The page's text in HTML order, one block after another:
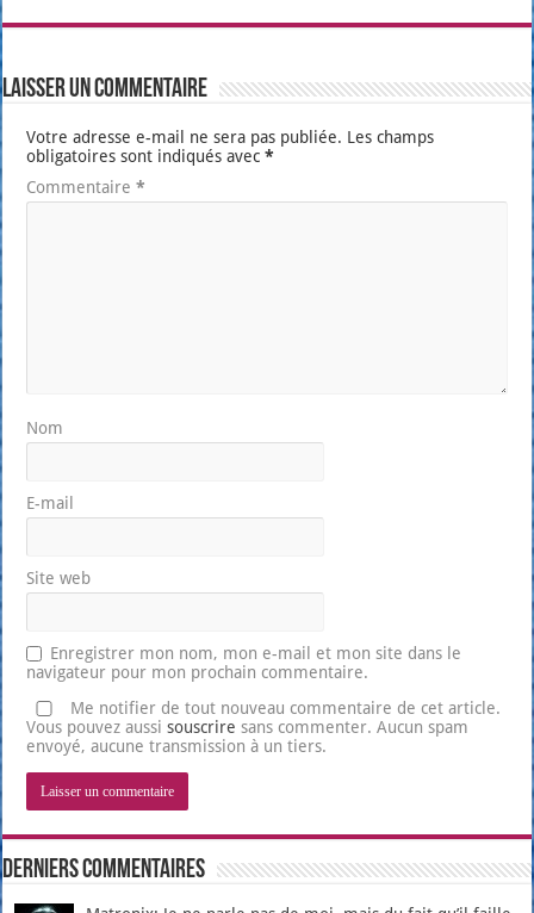
Laisser un commentaire
Votre adresse e-mail ne sera pas publiée. Les champs
obligatoires sont indiqués avec*
Commentaire*
Nom
E-mail
Site web
Enregistrer mon nom, mon e-mail et mon site dans le
navigateur pour mon prochain commentaire.
Me notifier de tout nouveau commentaire de cet article.
Vous pouvez aussisouscrire sans commenter. Aucun spam
envoyé, aucune transmission à un tiers.
Derniers Commentaires